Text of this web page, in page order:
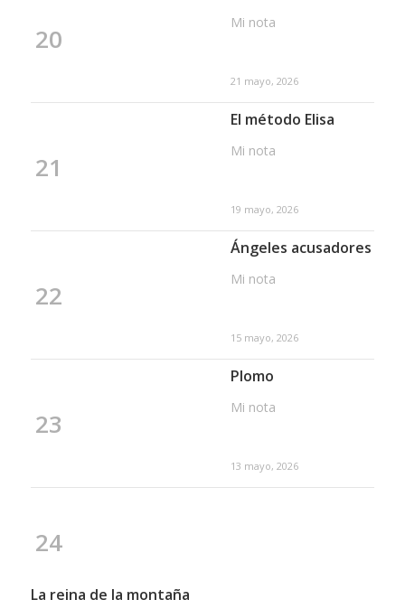
20 Mi nota
21 mayo, 2026
21
El método Elisa
Mi nota
19 mayo, 2026
22
Ángeles acusadores
Mi nota
15 mayo, 2026
23
Plomo
Mi nota
13 mayo, 2026
24
La reina de la montaña